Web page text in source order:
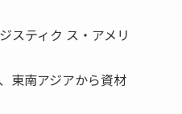
スティク ス・アメリ
東南アジアから資材